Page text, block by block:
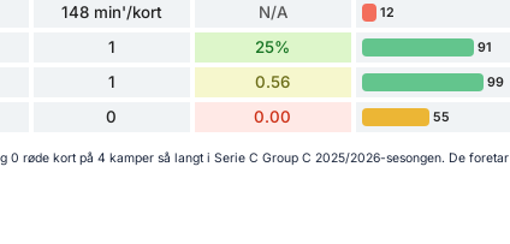
148 min'/kort N/A 12
1 25% 91
1 0.56 99
0 0.00 55
0 røde kort på 4 kamper så langt i Serie C Group C 2025/2026-sesongen. De foretar